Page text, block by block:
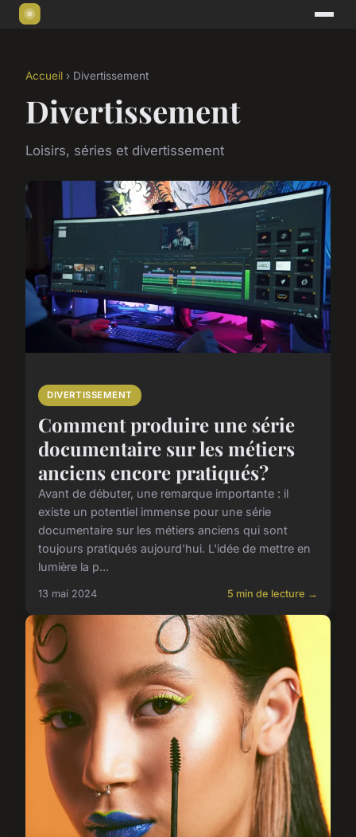
Accueil › Divertissement
Divertissement
Loisirs, séries et divertissement
DIVERTISSEMENT
Comment produire une série
documentaire sur les métiers
anciens encore pratiqués?
Avant de débuter, une remarque importante : il
existe un potentiel immense pour une série
documentaire sur les métiers anciens qui sont
toujours pratiqués aujourd'hui. L'idée de mettre en
lumière la p...
13 mai 2024 5 min de lecture →